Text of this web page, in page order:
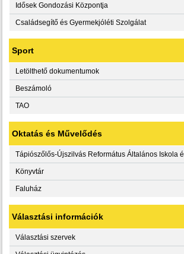
Idősek Gondozási Központja
Családsegítő és Gyermekjóléti Szolgálat
Sport
Letölthető dokumentumok
Beszámoló
TAO
Oktatás és Művelődés
Tápiószőlős-Újszilvás Református Általános Iskola
Könyvtár
Faluház
Választási információk
Választási szervek